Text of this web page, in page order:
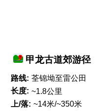
甲龙古道郊游径
路线: 荃锦坳至雷公田
长度: ~1.8公里
上/落: ~14米/~350米